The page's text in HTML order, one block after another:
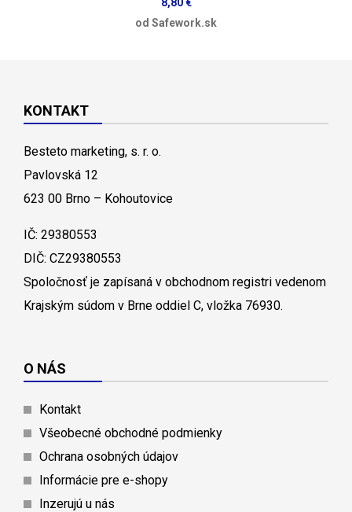
od Safework.sk
KONTAKT
Besteto marketing, s. r. o.
Pavlovská 12
623 00 Brno – Kohoutovice
IČ: 29380553
DIČ: CZ29380553
Spoločnosť je zapísaná v obchodnom registri vedenom
Krajským súdom v Brne oddiel C, vložka 76930.
O NÁS
Kontakt
Všeobecné obchodné podmienky
Ochrana osobných údajov
Informácie pre e-shopy
Inzerujú u nás